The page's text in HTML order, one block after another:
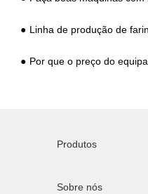
Linha de produção de farinha
Por que o preço do equipamento de
Produtos
Sobre nós